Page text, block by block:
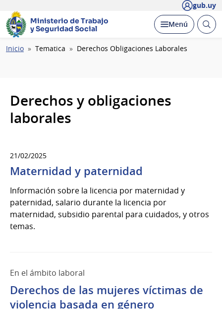
gub.uy
Ministerio de Trabajo
y Seguridad Social
Desplegar
Menú Abrir
Ruta
Inicio Tematica Derechos Obligaciones Laborales
Derechos y obligaciones
laborales
21/02/2025
Maternidad y paternidad
Información sobre la licencia por maternidad y
paternidad, salario durante la licencia por
maternidad, subsidio parental para cuidados, y otros
temas.
​​​​​En el ámbito laboral
Derechos de las mujeres víctimas de
violencia basada en género